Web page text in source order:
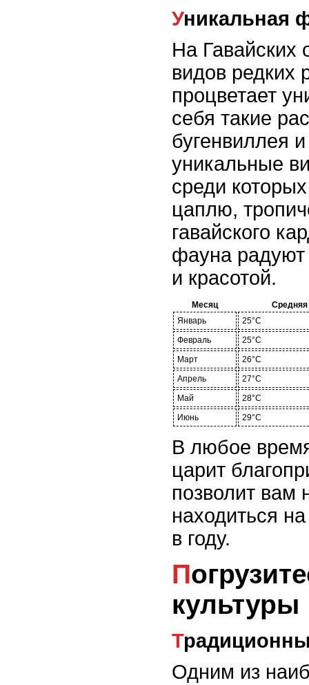
Уникальная
На Гавайских
видов редких
процветает
себя такие
бугенвиллея
уникальные
среди
цаплю,
гавайского
фауна радуют
и красотой.
Месяц
Средняя
Январь
25°C
Февраль
25°C
Март
26°C
Апрель
27°C
Май
28°C
Июнь
29°C
В любое
царит
позволит вам
находиться
в году.
Погрузитесь в тайны Гавайской
культуры
Одним из